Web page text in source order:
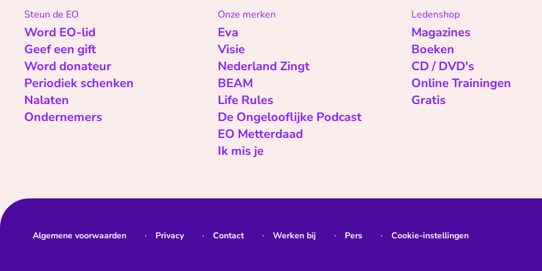
Steun de EO
Word EO-lid
Geef een gift
Word donateur
Periodiek schenken
Nalaten
Ondernemers
Onze merken
Eva
Visie
Nederland Zingt
BEAM
Life Rules
De Ongelooflijke Podcast
EO Metterdaad
Ik mis je
Ledenshop
Magazines
Boeken
CD / DVD's
Online Trainingen
Gratis
Algemene voorwaarden Privacy Contact Werken bij Pers Cookie-instellingen